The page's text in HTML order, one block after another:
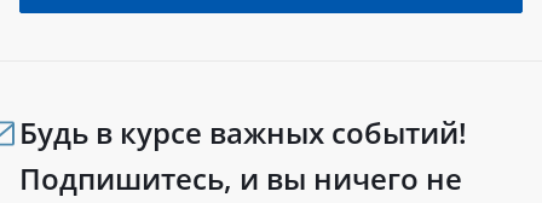
Будь в курсе важных событий!
Подпишитесь, и вы ничего не